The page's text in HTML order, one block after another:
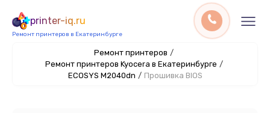
printer-iq.ru
Ремонт принтеров в Екатеринбурге
Ремонт принтеров /
Ремонт принтеров Kyocera в Екатеринбурге /
ECOSYS M2040dn / Прошивка BIOS